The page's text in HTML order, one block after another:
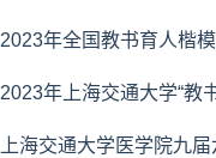
2023年全国教书育人楷
2023年上海交通大学“教
上海交通大学医学院九